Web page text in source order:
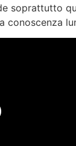
soprattutto
conoscenza